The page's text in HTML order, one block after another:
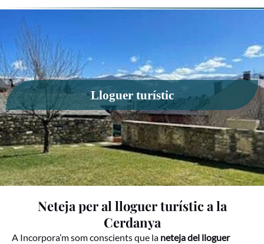
Lloguer turístic
Neteja per al lloguer turístic a la
Cerdanya
A Incorpora’m som conscients que la neteja del lloguer